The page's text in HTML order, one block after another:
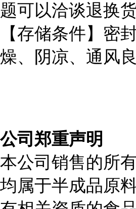
题可以洽谈退换货
【存储条件】密
燥、阴凉、通风
公司郑重声明
本公司销售的所
均属于半成品原